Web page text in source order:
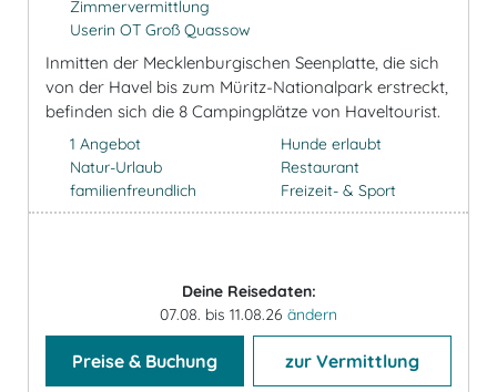
Zimmervermittlung
Userin OT Groß Quassow
Inmitten der Mecklenburgischen Seenplatte, die sich
von der Havel bis zum Müritz-Nationalpark erstreckt,
befinden sich die 8 Campingplätze von Haveltourist.
1 Angebot
Natur-Urlaub
familienfreundlich
Hunde erlaubt
Restaurant
Freizeit- & Sport
Deine Reisedaten:
07.08. bis 11.08.26 ändern
Preise & Buchung zur Vermittlung